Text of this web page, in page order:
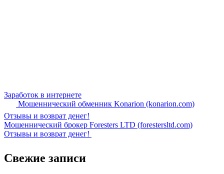
Заработок в интернете
Мошеннический обменник Konarion (konarion.com)
Отзывы и возврат денег!
Мошеннический брокер Foresters LTD (forestersltd.com)
Отзывы и возврат денег!
Свежие записи